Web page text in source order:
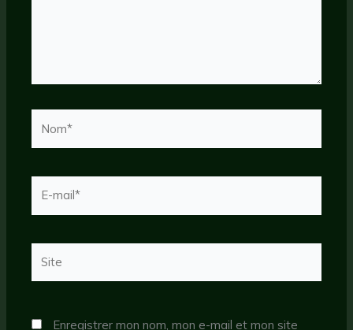
mail*
Enregistrer mon nom, mon e-mail et mon site